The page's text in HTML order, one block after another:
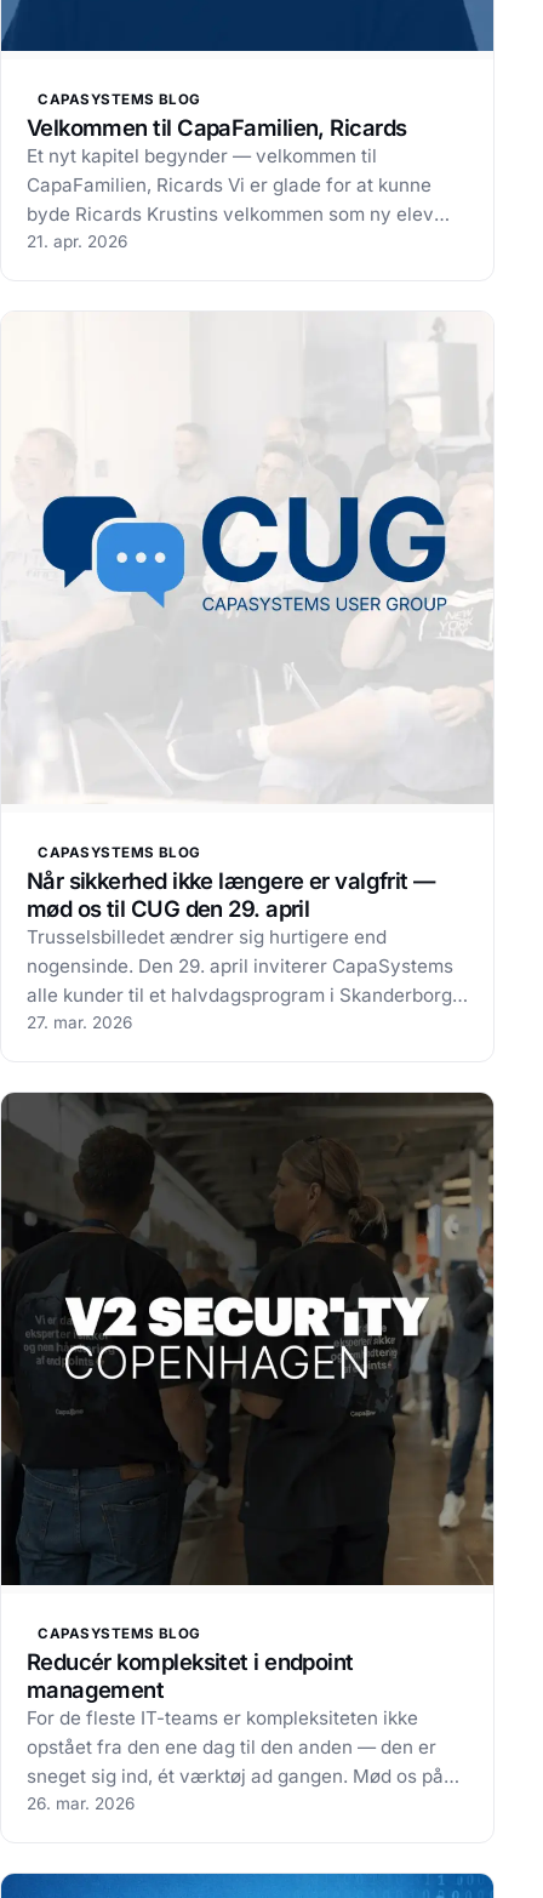
CAPASYSTEMS BLOG
Velkommen til CapaFamilien, Ricards
Et nyt kapitel begynder — velkommen til
CapaFamilien, Ricards Vi er glade for at kunne
byde Ricards Krustins velkommen som ny elev
hos CapaSystems. Ricards er i gang med
21. apr. 2026
CAPASYSTEMS BLOG
Når sikkerhed ikke længere er valgfrit —
mød os til CUG den 29. april
Trusselsbilledet ændrer sig hurtigere end
nogensinde. Den 29. april inviterer CapaSystems
alle kunder til et halvdagsprogram i Skanderborg
— med keynotespeaker Christian Spohr fra Eagle
27. mar. 2026
CAPASYSTEMS BLOG
Reducér kompleksitet i endpoint
management
For de fleste IT-teams er kompleksiteten ikke
opstået fra den ene dag til den anden — den er
sneget sig ind, ét værktøj ad gangen. Mød os på
V2 Security den 6.–7. maj, og lad os kigge på dit
26. mar. 2026